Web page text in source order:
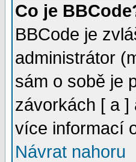
Co je
BBCode je
administrátor
sám o sobě je
závorkách [ a
více informací
Návrat nahoru